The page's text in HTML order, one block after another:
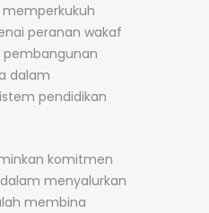
peranan wakaf
dalam
pendidikan
komitmen
menyalurkan
membina